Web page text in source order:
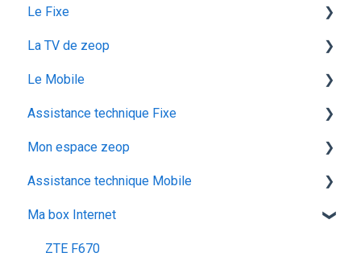
Le Fixe
Facturation
Les services
Gestion email
Offres et Options
La TV de zeop
Les bouquets chaines en option
Plateforme streaming - SVOD
Programmes et chaines
Le Mobile
configuration ios
Mon abonnement
configuration android
utiliser la messagerie vocale
configuration activation sim
Assistance technique Fixe
recuperation achat vod est
audiodescription aveugle malvoyant
ocs go
Mon espace zeop
Carte SIM
Déménagement
Mes Cadeaux
Assistance technique Mobile
Les appels
Réseau & internet
Ma box Internet
ZTE F670